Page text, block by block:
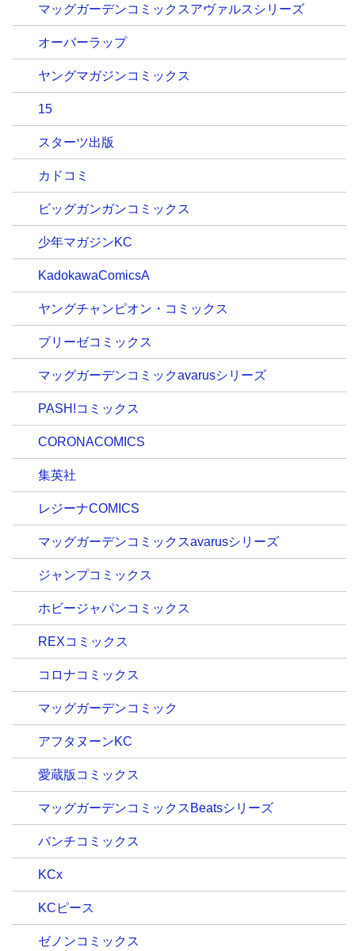
マッグガーデンコミックスアヴァルスシリーズ
オーバーラップ
ヤングマガジンコミックス
15
スターツ出版
カドコミ
ビッグガンガンコミックス
少年マガジンKC
KadokawaComicsA
ヤングチャンピオン・コミックス
ブリーゼコミックス
マッグガーデンコミックavarusシリーズ
PASH!コミックス
CORONACOMICS
集英社
レジーナCOMICS
マッグガーデンコミックスavarusシリーズ
ジャンプコミックス
ホビージャパンコミックス
REXコミックス
コロナコミックス
マッグガーデンコミック
アフタヌーンKC
愛蔵版コミックス
マッグガーデンコミックスBeatsシリーズ
バンチコミックス
KCx
KCピース
ゼノンコミックス